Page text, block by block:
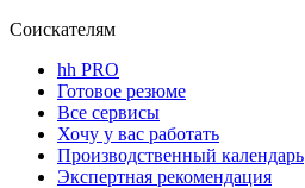
Соискателям
hh PRO
Готовое резюме
Все сервисы
Хочу у вас работать
Производственный календарь
Экспертная рекомендация